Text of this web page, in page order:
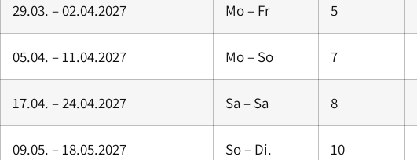
29.03. – 02.04.2027 Mo – Fr 5
05.04. – 11.04.2027 Mo – So 7
17.04. – 24.04.2027 Sa – Sa 8
09.05. – 18.05.2027 So – Di. 10